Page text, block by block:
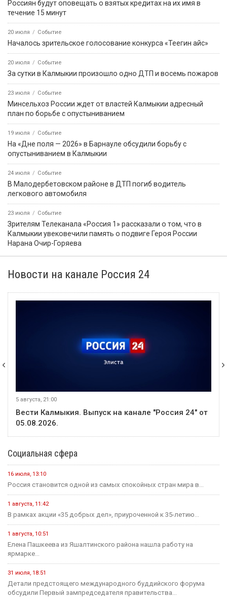
Россиян будут оповещать о взятых кредитах на их имя в
течение 15 минут
20 июля Событие
Началось зрительское голосование конкурса «Теегин айс»
20 июля Событие
За сутки в Калмыкии произошло одно ДТП и восемь пожаров
23 июля Событие
Минсельхоз России ждет от властей Калмыкии адресный
план по борьбе с опустыниванием
19 июля Событие
На «Дне поля — 2026» в Барнауле обсудили борьбу с
опустыниванием в Калмыкии
24 июля Событие
В Малодербетовском районе в ДТП погиб водитель
легкового автомобиля
23 июля Событие
Зрителям Телеканала «Россия 1» рассказали о том, что в
Калмыкии увековечили память о подвиге Героя России
Нарана Очир-Горяева
Новости на канале Россия 24
5 августа, 21:00
Вести Калмыкия. Выпуск на канале "Россия 24" от
05.08.2026.
Социальная сфера
16 июля, 13:10
Россия становится одной из самых спокойных стран мира в...
1 августа, 11:42
В рамках акции «35 добрых дел», приуроченной к 35-летию...
1 августа, 10:51
Елена Пашкеева из Яшалтинского района нашла работу на
ярмарке...
31 июля, 18:51
Детали предстоящего международного буддийского форума
обсудили Первый зампредседателя правительства...